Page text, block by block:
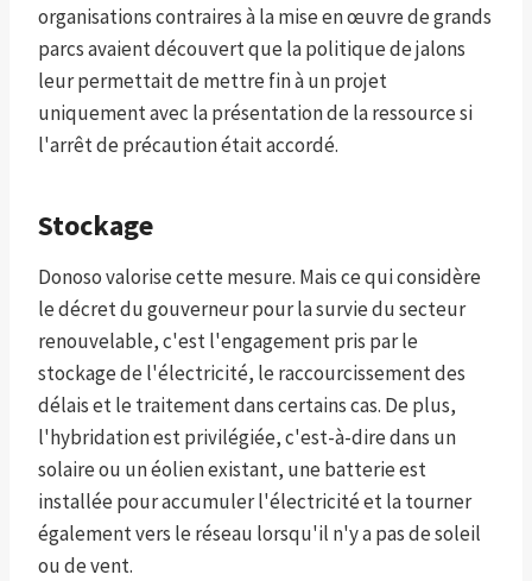
organisations contraires à la mise en œuvre de grands
parcs avaient découvert que la politique de jalons
leur permettait de mettre fin à un projet
uniquement avec la présentation de la ressource si
l'arrêt de précaution était accordé.
Stockage
Donoso valorise cette mesure. Mais ce qui considère
le décret du gouverneur pour la survie du secteur
renouvelable, c'est l'engagement pris par le
stockage de l'électricité, le raccourcissement des
délais et le traitement dans certains cas. De plus,
l'hybridation est privilégiée, c'est-à-dire dans un
solaire ou un éolien existant, une batterie est
installée pour accumuler l'électricité et la tourner
également vers le réseau lorsqu'il n'y a pas de soleil
ou de vent.